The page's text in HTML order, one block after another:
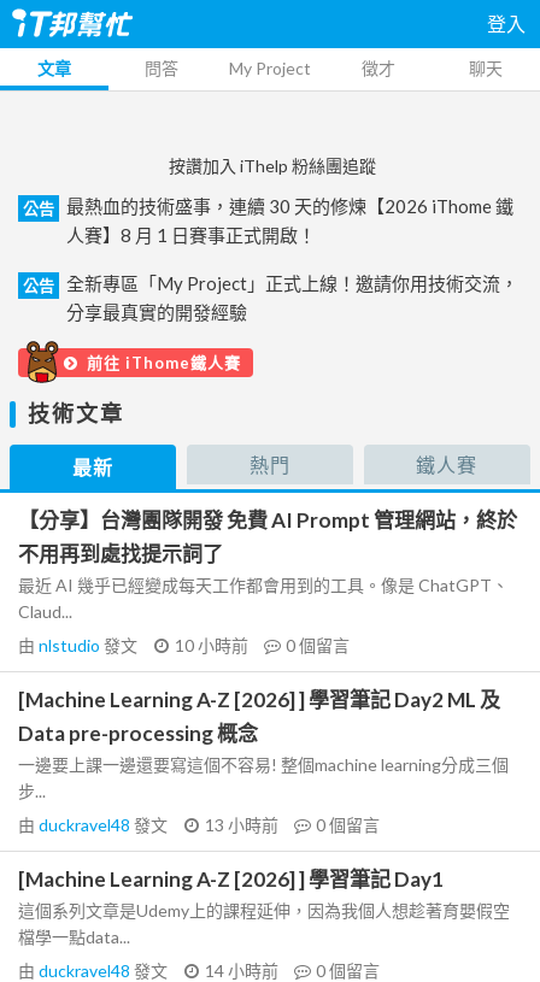
登入
文章 問答 My Project 徵才 聊天
按讚加入 iThelp 粉絲團追蹤
公告
最熱血的技術盛事，連續 30 天的修煉【2026 iThome 鐵
人賽】8 月 1 日賽事正式開啟！
公告
全新專區「My Project」正式上線！邀請你用技術交流，
分享最真實的開發經驗
前往 iThome鐵人賽
技術文章
最新 熱門 鐵人賽
【分享】台灣團隊開發 免費 AI Prompt 管理網站，終於
不用再到處找提示詞了
最近 AI 幾乎已經變成每天工作都會用到的工具。像是 ChatGPT、
Claud...
由 nlstudio 發文 10 小時前 0個留言
[Machine Learning A-Z [2026] ] 學習筆記 Day2 ML 及
Data pre-processing 概念
一邊要上課一邊還要寫這個不容易! 整個machine learning分成三個
步...
由 duckravel48 發文 13 小時前 0個留言
[Machine Learning A-Z [2026] ] 學習筆記 Day1
這個系列文章是Udemy上的課程延伸，因為我個人想趁著育嬰假空
檔學一點data...
由 duckravel48 發文 14 小時前 0個留言